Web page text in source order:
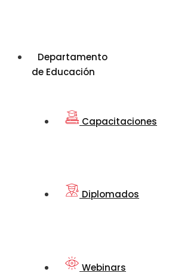
Departamento
de Educación
Capacitaciones
Diplomados
Webinars